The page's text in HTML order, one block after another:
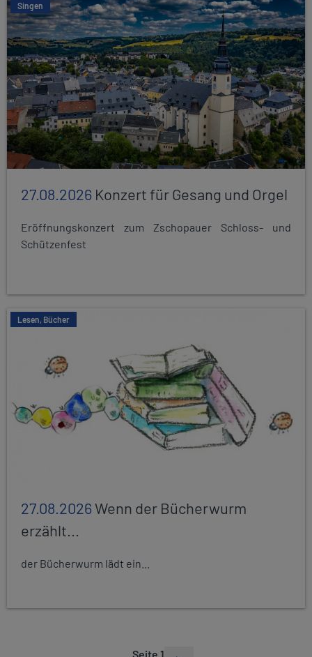
Singen
27.08.2026 Konzert für Gesang und Orgel
Eröffnungskonzert zum Zschopauer Schloss- und
Schützenfest
Lesen, Bücher
27.08.2026Wenn der Bücherwurm
erzählt...
der Bücherwurm lädt ein...
Seite 1